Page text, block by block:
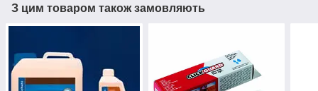
З цим товаром також замовляють